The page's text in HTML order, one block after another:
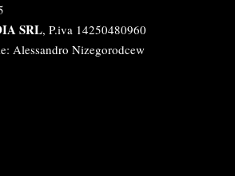
SRL, P.iva 14250480960
Alessandro Nizegorodcew